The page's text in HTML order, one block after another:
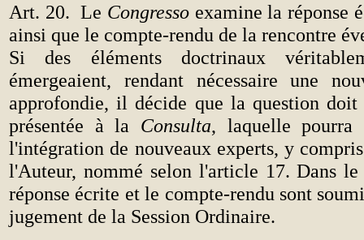
Art. 20. Le Congressoexamine la réponse
ainsi que le compte-rendu de la rencontre
Si des éléments doctrinaux
émergeaient, rendant nécessaire une
approfondie, il décide que la question doit
présentée à la Consulta, laquelle pourra
l'intégration de nouveaux experts, y
l'Auteur, nommé selon l'article 17. Dans
réponse écrite et le compte-rendu sont
jugement de la Session Ordinaire.